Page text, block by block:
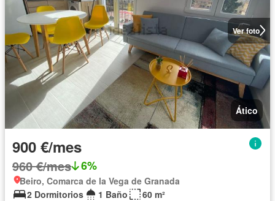
Ver foto
Ático
900 €/mes
960 €/mes 6%
Beiro, Comarca de la Vega de Granada
2 Dormitorios
1 Baño
60 m²